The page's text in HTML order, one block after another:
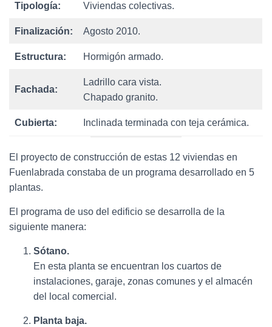
Tipología: Viviendas colectivas.
Finalización: Agosto 2010.
Estructura: Hormigón armado.
Fachada:
Ladrillo cara vista.
Chapado granito.
Cubierta: Inclinada terminada con teja cerámica.
El proyecto de construcción de estas 12 viviendas en
Fuenlabrada constaba de un programa desarrollado en 5
plantas.
El programa de uso del edificio se desarrolla de la
siguiente manera:
Sótano.
En esta planta se encuentran los cuartos de
instalaciones, garaje, zonas comunes y el almacén
del local comercial.
Planta baja.